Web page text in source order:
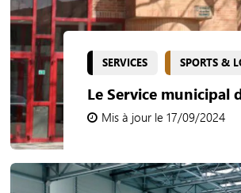
SERVICES SPORTS &
Le Service municipal
Mis à jour le 17/09/2024